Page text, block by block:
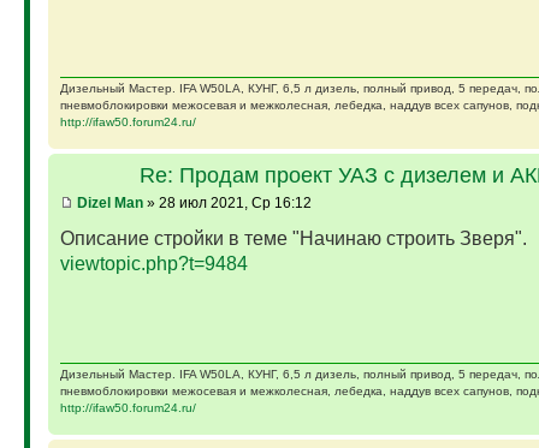
Дизельный Мастер. IFA W50LA, КУНГ, 6,5 л дизель, полный привод, 5 передач,
пневмоблокировки межосевая и межколесная, лебедка, наддув всех сапунов,
http://ifaw50.forum24.ru/
Re: Продам проект УАЗ с дизелем и
Dizel Man» 28 июл 2021, Ср 16:12
Описание стройки в теме "Начинаю строить Зверя".
viewtopic.php?t=9484
Дизельный Мастер. IFA W50LA, КУНГ, 6,5 л дизель, полный привод, 5 передач,
пневмоблокировки межосевая и межколесная, лебедка, наддув всех сапунов,
http://ifaw50.forum24.ru/